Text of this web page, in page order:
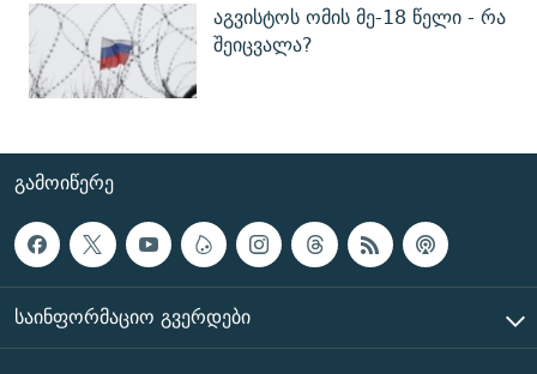
აგვისტოს ომის მე-18 წელი - რა
შეიცვალა?
ᲒᲐᲛᲝᲘᲬᲔᲠᲔ
ᲡᲐᲘᲜᲤᲝᲠᲛᲐᲪᲘᲝ ᲒᲕᲔᲠᲓᲔᲑᲘ